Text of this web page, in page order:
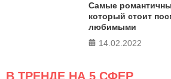
Самые
который стоит
любимыми
14.02.2022
В ТРЕНДЕ НА 5 СФЕР